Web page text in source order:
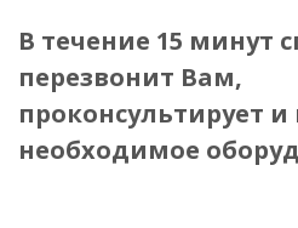
В течение 15 минут
перезвонит Вам,
проконсультирует и
необходимое